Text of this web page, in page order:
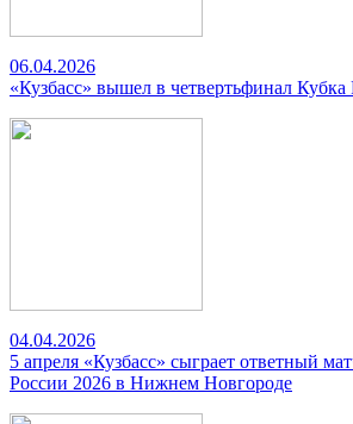
06.04.2026
«Кузбасс» вышел в четвертьфинал Кубка
04.04.2026
5 апреля «Кузбасс» сыграет ответный
России 2026 в Нижнем Новгороде